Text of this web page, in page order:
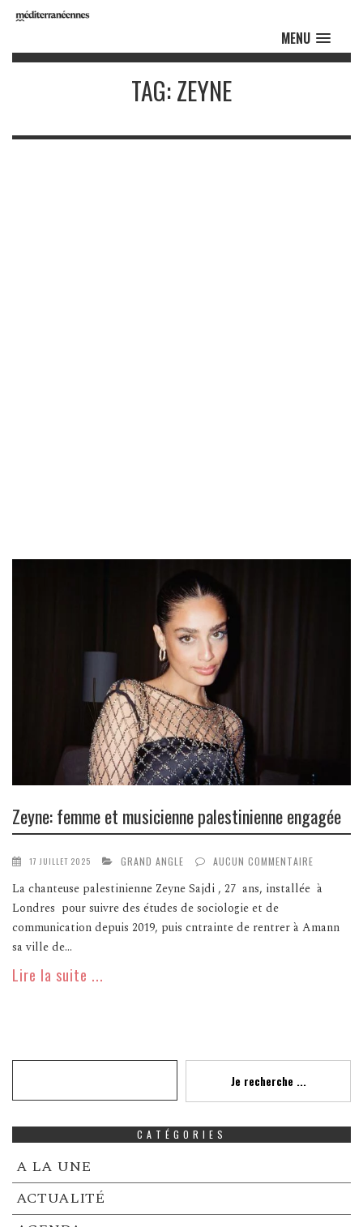
MENU
TAG: ZEYNE
Zeyne: femme et musicienne palestinienne engagée
17 JUILLET 2025 GRAND ANGLE AUCUN COMMENTAIRE
La chanteuse palestinienne Zeyne Sajdi , 27 ans, installée à
Londres pour suivre des études de sociologie et de
communication depuis 2019, puis cntrainte de rentrer à Amann
sa ville de...
Lire la suite ...
Je recherche ...
CATÉGORIES
A LA UNE
ACTUALITÉ